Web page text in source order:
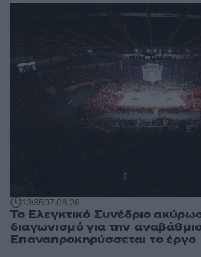
13:3507.08.26
Το Ελεγκτικό Συνέδριο
διαγωνισμό για την
Επαναπροκηρύσσεται το έργο